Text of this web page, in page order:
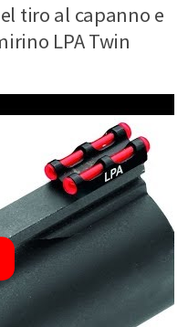
tiro al capanno e
LPA Twin